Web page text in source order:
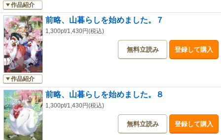
作品紹介
作品紹介
前略、山暮らしを始めました。７
1,300pt/1,430円(税込)
無料立読み 登録して購入
前略、山暮らしを始めました。８
1,300pt/1,430円(税込)
無料立読み 登録して購入